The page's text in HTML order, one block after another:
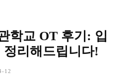
학교 OT 후기: 입
정리해드립니다!
12